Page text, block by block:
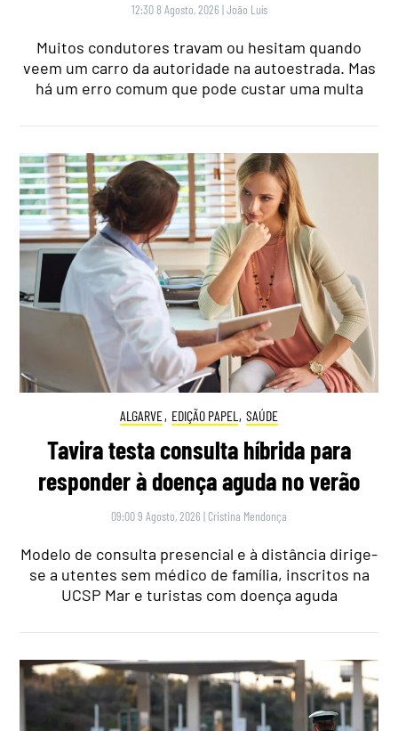
12:30 8 Agosto, 2026 |João Luís
Muitos condutores travam ou hesitam quando
veem um carro da autoridade na autoestrada. Mas
há um erro comum que pode custar uma multa
ALGARVE, EDIÇÃO PAPEL , SAÚDE
Tavira testa consulta híbrida para
responder à doença aguda no verão
09:00 9 Agosto, 2026 | Cristina Mendonça
Modelo de consulta presencial e à distância dirige-
se a utentes sem médico de família, inscritos na
UCSP Mar e turistas com doença aguda